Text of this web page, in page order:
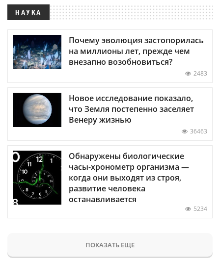
НАУКА
Почему эволюция застопорилась
на миллионы лет, прежде чем
внезапно возобновиться?
2483
Новое исследование показало,
что Земля постепенно заселяет
Венеру жизнью
36463
Обнаружены биологические
часы-хронометр организма —
когда они выходят из строя,
развитие человека
останавливается
5234
ПОКАЗАТЬ ЕЩЕ